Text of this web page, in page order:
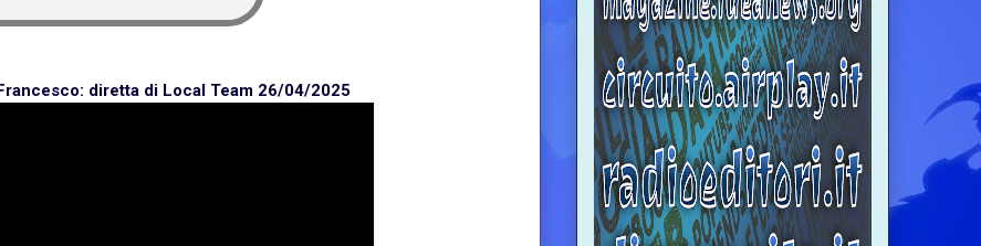
diretta di Local Team 26/04/2025